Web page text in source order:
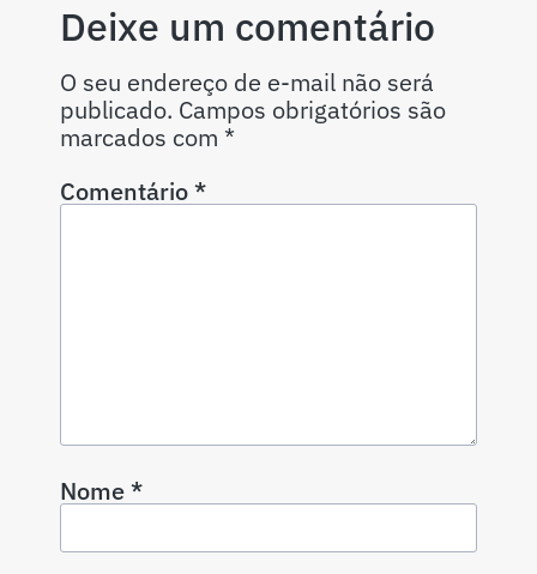
Deixe um comentário
O seu endereço de e-mail não será
publicado. Campos obrigatórios são
marcados com *
Comentário*
Nome*